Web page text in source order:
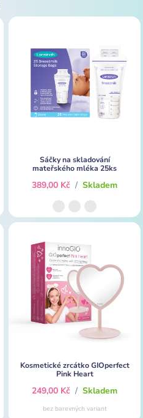
Sáčky na skladování
mateřského mléka 25ks
389,00 Kč / Skladem
Kosmetické zrcátko GIOperfect
Pink Heart
249,00 Kč / Skladem
bez barevných variant